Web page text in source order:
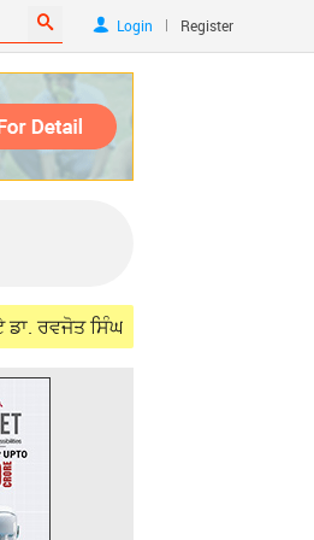
Login | Register
ਵਿਦੇਸ਼ ਮੰਤਰੀ ਜੈਸ਼ੰਕਰ ਨਾਲ ਮੁਲਾਕਾਤ